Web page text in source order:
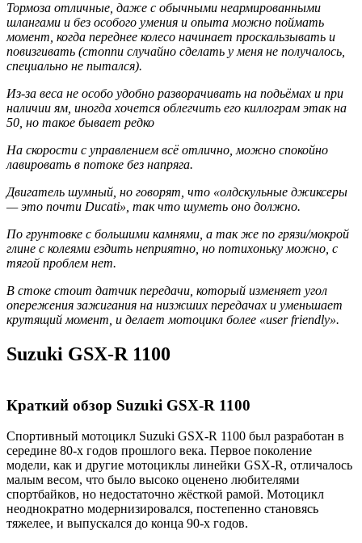
Тормоза отличные, даже с обычными неармированными
шлангами и без особого умения и опыта можно поймать
момент, когда переднее колесо начинает проскальзывать и
повизгивать (стоппи случайно сделать у меня не получалось,
специально не пытался).
Из-за веса не особо удобно разворачивать на подьёмах и при
наличии ям, иногда хочется облегчить его киллограм этак на
50, но такое бывает редко
На скорости с управлением всё отлично, можно спокойно
лавировать в потоке без напряга.
Двигатель шумный, но говорят, что «олдскульные джиксеры
— это почти Ducati», так что шуметь оно должно.
По грунтовке с большими камнями, а так же по грязи/мокрой
глине с колеями ездить неприятно, но потихоньку можно, с
тягой проблем нет.
В стоке стоит датчик передачи, который изменяет угол
опережения зажигания на низжших передачах и уменьшает
крутящий момент, и делает мотоцикл более «user friendly».
Suzuki GSX-R 1100
Краткий обзор Suzuki GSX-R 1100
Спортивный мотоцикл Suzuki GSX-R 1100 был разработан в
середине 80-х годов прошлого века. Первое поколение
модели, как и другие мотоциклы линейки GSX-R, отличалось
малым весом, что было высоко оценено любителями
спортбайков, но недостаточно жёсткой рамой. Мотоцикл
неоднократно модернизировался, постепенно становясь
тяжелее, и выпускался до конца 90-х годов.